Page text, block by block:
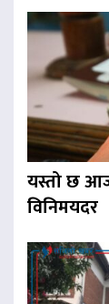
यस्तो छ आज
विनिमयदर